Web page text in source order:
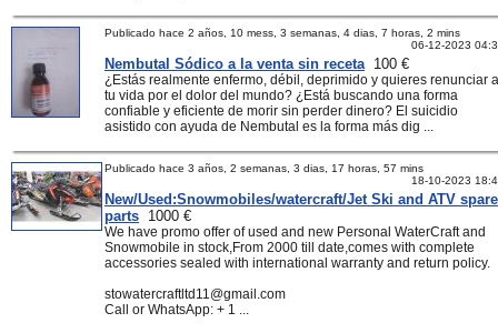
Publicado hace 2 años, 10 mess, 3 semanas, 4 dias, 7 horas, 2 mins
06-12-2023
Nembutal Sódico a la venta sin receta100 €
¿Estás realmente enfermo, débil, deprimido y quieres renunciar a
tu vida por el dolor del mundo? ¿Está buscando una forma
confiable y eficiente de morir sin perder dinero? El suicidio
asistido con ayuda de Nembutal es la forma más dig ...
Publicado hace 3 años, 2 semanas, 3 dias, 17 horas, 57 mins
18-10-2023
New/Used:Snowmobiles/watercraft/Jet Ski and ATV spare
parts 1000 €
We have promo offer of used and new Personal WaterCraft and
Snowmobile in stock,From 2000 till date,comes with complete
accessories sealed with international warranty and return policy.
stowatercraftltd11@gmail.com
Call or WhatsApp: + 1 ...